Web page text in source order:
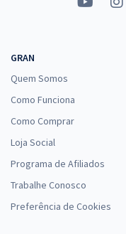
GRAN
Quem Somos
Como Funciona
Como Comprar
Loja Social
Programa de Afiliados
Trabalhe Conosco
Preferência de Cookies